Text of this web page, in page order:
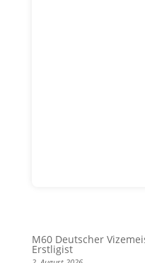
M60 Deutscher
Erstligist